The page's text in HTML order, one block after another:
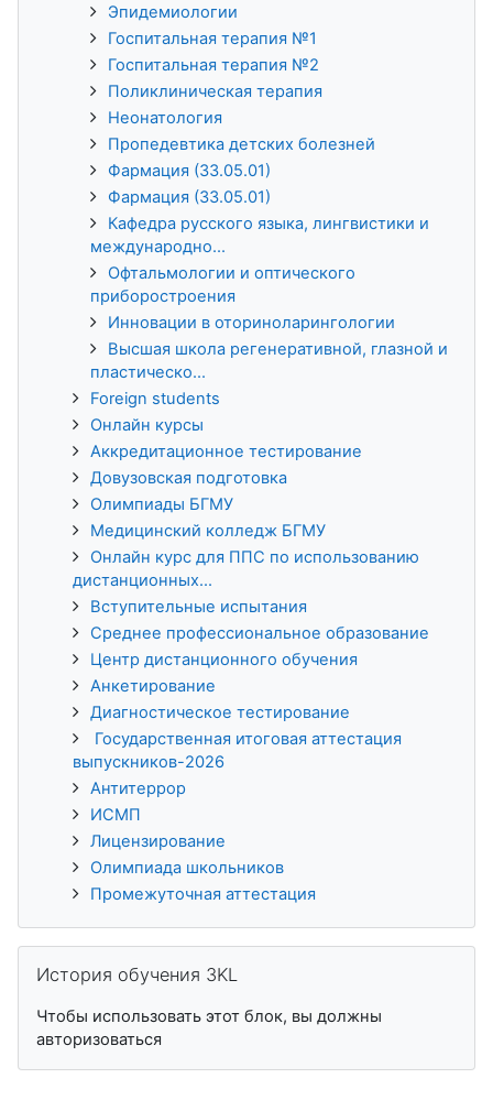
Эпидемиологии
Госпитальная терапия №1
Госпитальная терапия №2
Поликлиническая терапия
Неонатология
Пропедевтика детских болезней
Фармация (33.05.01)
Фармация (33.05.01)
Кафедра русского языка, лингвистики и
международно...
Офтальмологии и оптического
приборостроения
Инновации в оториноларингологии
Высшая школа регенеративной, глазной и
пластическо...
Foreign students
Онлайн курсы
Аккредитационное тестирование
Довузовская подготовка
Олимпиады БГМУ
Медицинский колледж БГМУ
Онлайн курс для ППС по использованию
дистанционных...
Вступительные испытания
Среднее профессиональное образование
Центр дистанционного обучения
Анкетирование
Диагностическое тестирование
Государственная итоговая аттестация
выпускников-2026
Антитеррор
ИСМП
Лицензирование
Олимпиада школьников
Промежуточная аттестация
История обучения 3KL
Чтобы использовать этот блок, вы должны
авторизоваться